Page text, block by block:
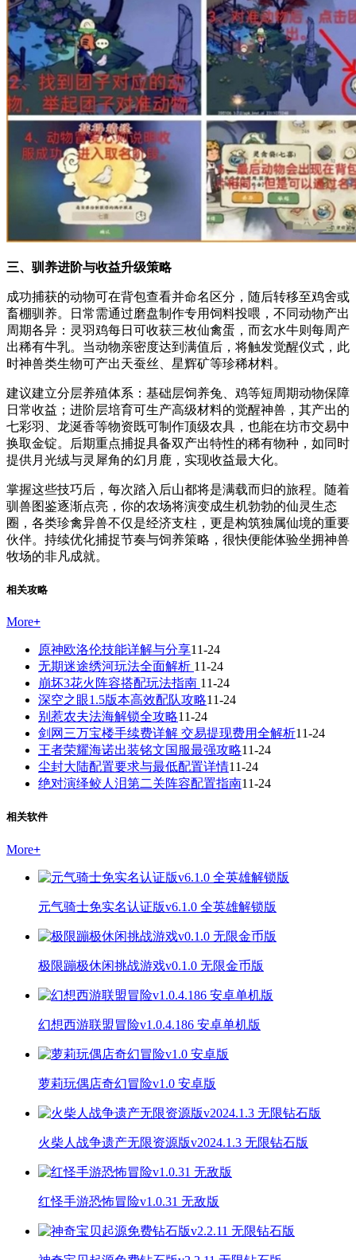
三、驯养进阶与收益升级策略
成功捕获的动物可在背包查看并命名区分，随后转移至鸡舍或
畜棚驯养。日常需通过磨盘制作专用饲料投喂，不同动物产出
周期各异：灵羽鸡每日可收获三枚仙禽蛋，而玄水牛则每周产
出稀有牛乳。当动物亲密度达到满值后，将触发觉醒仪式，此
时神兽类生物可产出天蚕丝、星辉矿等珍稀材料。
建议建立分层养殖体系：基础层饲养兔、鸡等短周期动物保障
日常收益；进阶层培育可生产高级材料的觉醒神兽，其产出的
七彩羽、龙涎香等物资既可制作顶级农具，也能在坊市交易中
换取金锭。后期重点捕捉具备双产出特性的稀有物种，如同时
提供月光绒与灵犀角的幻月鹿，实现收益最大化。
掌握这些技巧后，每次踏入后山都将是满载而归的旅程。随着
驯兽图鉴逐渐点亮，你的农场将演变成生机勃勃的仙灵生态
圈，各类珍禽异兽不仅是经济支柱，更是构筑独属仙境的重要
伙伴。持续优化捕捉节奏与饲养策略，很快便能体验坐拥神兽
牧场的非凡成就。
相关攻略
More+
原神欧洛伦技能详解与分享11-24
无期迷途绣河玩法全面解析 11-24
崩坏3花火阵容搭配玩法指南 11-24
深空之眼1.5版本高效配队攻略11-24
别惹农夫法海解锁全攻略11-24
剑网三万宝楼手续费详解 交易提现费用全解析11-24
王者荣耀海诺出装铭文国服最强攻略11-24
尘封大陆配置要求与最低配置详情11-24
绝对演绎鲛人泪第二关阵容配置指南11-24
相关软件
More+
元气骑士免实名认证版v6.1.0 全英雄解锁版
极限蹦极休闲挑战游戏v0.1.0 无限金币版
幻想西游联盟冒险v1.0.4.186 安卓单机版
萝莉玩偶店奇幻冒险v1.0 安卓版
火柴人战争遗产无限资源版v2024.1.3 无限钻石版
红怪手游恐怖冒险v1.0.31 无敌版